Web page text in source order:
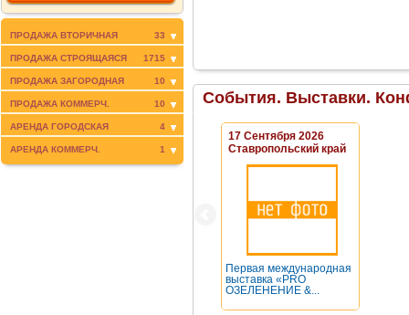
ПРОДАЖА ВТОРИЧНАЯ 33
ПРОДАЖА СТРОЯЩАЯСЯ 1715
ПРОДАЖА ЗАГОРОДНАЯ 10
ПРОДАЖА КОММЕРЧ. 10
АРЕНДА ГОРОДСКАЯ 4
АРЕНДА КОММЕРЧ. 1
События. Выставки.
17 Сентября 2026
Ставропольский край
Первая международная
выставка «PRO
ОЗЕЛЕНЕНИЕ &...